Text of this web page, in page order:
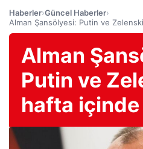
Haberler›Güncel Haberler›
Alman Şansölyesi: Putin ve
Alman
Putin ve
hafta